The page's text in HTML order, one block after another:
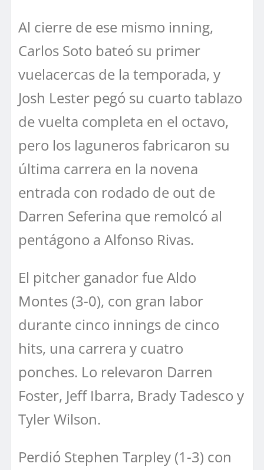
Al cierre de ese mismo inning,
Carlos Soto bateó su primer
vuelacercas de la temporada, y
Josh Lester pegó su cuarto tablazo
de vuelta completa en el octavo,
pero los laguneros fabricaron su
última carrera en la novena
entrada con rodado de out de
Darren Seferina que remolcó al
pentágono a Alfonso Rivas.
El pitcher ganador fue Aldo
Montes (3-0), con gran labor
durante cinco innings de cinco
hits, una carrera y cuatro
ponches. Lo relevaron Darren
Foster, Jeff Ibarra, Brady Tadesco y
Tyler Wilson.
Perdió Stephen Tarpley (1-3) con